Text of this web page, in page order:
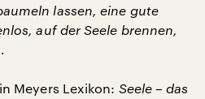
lassen, eine gute
auf der Seele brennen,
Meyers Lexikon: Seele – das